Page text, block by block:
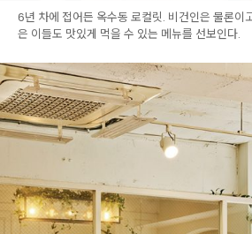
6년 차에 접어든 옥수동 로컬릿. 비건인은 물론이
은 이들도 맛있게 먹을 수 있는 메뉴를 선보인다.